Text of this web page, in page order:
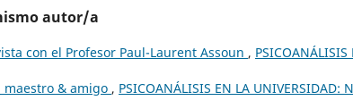
autor/a
con el Profesor Paul-Laurent Assoun ,
maestro & amigo , PSICOANÁLISIS EN LA